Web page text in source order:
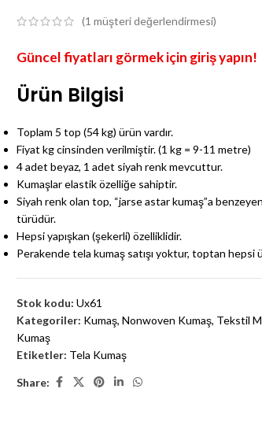
(1 müşteri değerlendirmesi)
Güncel fiyatları görmek için giriş yapın!
Ürün Bilgisi
Toplam 5 top (54 kg) ürün vardır.
Fiyat kg cinsinden verilmiştir. (1 kg = 9-11 metre)
4 adet beyaz, 1 adet siyah renk mevcuttur.
Kumaşlar elastik özelliğe sahiptir.
Siyah renk olan top, “jarse astar kumaş”a
türüdür.
Hepsi yapışkan (şekerli) özelliklidir.
Perakende tela kumaş satışı yoktur, toptan
Stok kodu:Ux61
Kategoriler: Kumaş, Nonwoven Kumaş, Tekstil
Kumaş
Etiketler: Tela Kumaş
Share: